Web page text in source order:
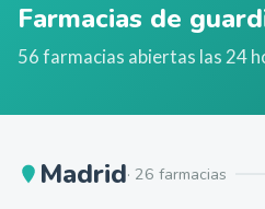
Farmacias de
56farmacias abiertas las 24
Madrid· 26 farmacias